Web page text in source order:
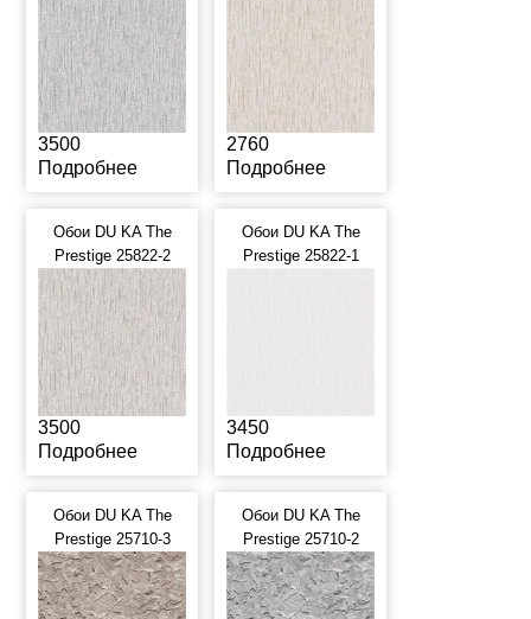
3500
Подробнее
2760
Подробнее
Обои DU KA The
Prestige 25822-2
3500
Подробнее
Обои DU KA The
Prestige 25822-1
3450
Подробнее
Обои DU KA The
Prestige 25710-3
Обои DU KA The
Prestige 25710-2